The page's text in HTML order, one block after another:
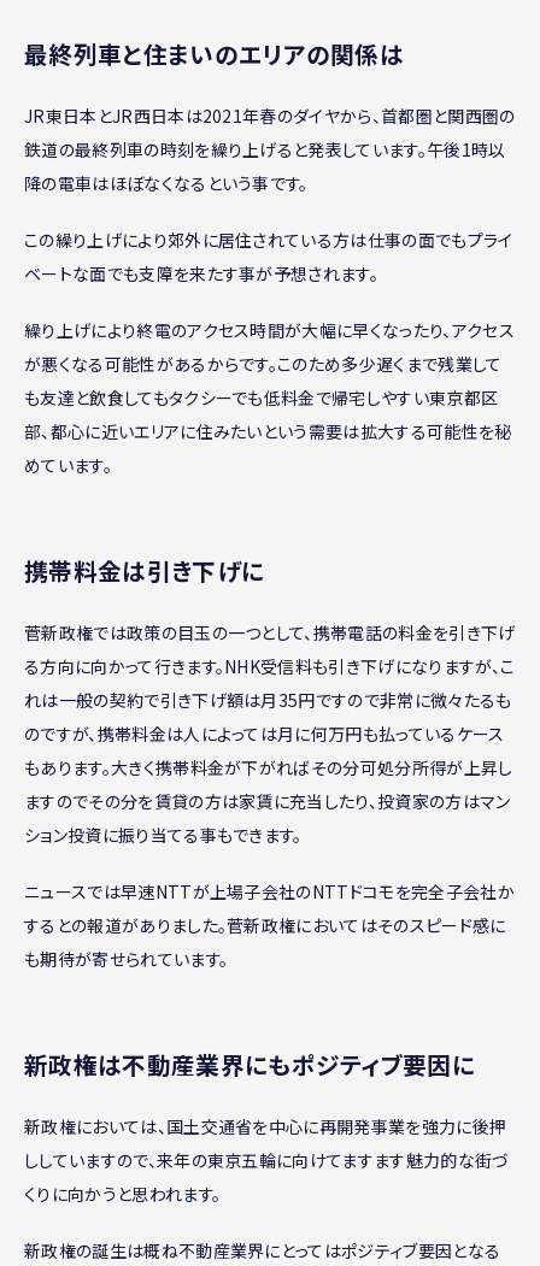
最終列車と住まいのエリアの関係は
JR東日本とJR西日本は2021年春のダイヤから、首都圏と関西圏の
鉄道の最終列車の時刻を繰り上げると発表しています。午後1時以
降の電車はほぼなくなるという事です。
この繰り上げにより郊外に居住されている方は仕事の面でもプライ
ベートな面でも支障を来たす事が予想されます。
繰り上げにより終電のアクセス時間が大幅に早くなったり、アクセス
が悪くなる可能性があるからです。このため多少遅くまで残業して
も友達と飲食してもタクシーでも低料金で帰宅しやすい東京都区
部、都心に近いエリアに住みたいという需要は拡大する可能性を秘
めています。
携帯料金は引き下げに
菅新政権では政策の目玉の一つとして、携帯電話の料金を引き下げ
る方向に向かって行きます。NHK受信料も引き下げになりますが、こ
れは一般の契約で引き下げ額は月35円ですので非常に微々たるも
のですが、携帯料金は人によっては月に何万円も払っているケース
もあります。大きく携帯料金が下がればその分可処分所得が上昇し
ますのでその分を賃貸の方は家賃に充当したり、投資家の方はマン
ション投資に振り当てる事もできます。
ニュースでは早速NTTが上場子会社のNTTドコモを完全子会社か
するとの報道がありました。菅新政権においてはそのスピード感に
も期待が寄せられています。
新政権は不動産業界にもポジティブ要因に
新政権においては、国土交通省を中心に再開発事業を強力に後押
ししていますので、来年の東京五輪に向けてますます魅力的な街づ
くりに向かうと思われます。
新政権の誕生は概ね不動産業界にとってはポジティブ要因となる